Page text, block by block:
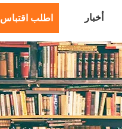
أخبار اطلب اقتباس